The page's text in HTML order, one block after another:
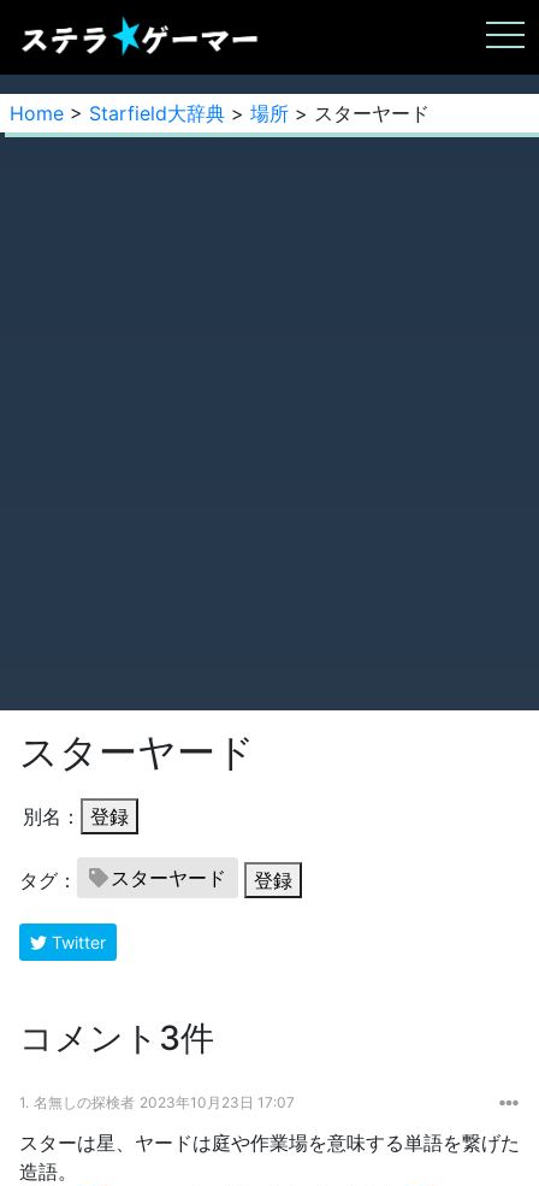
Home > Starfield大辞典 > 場所 > スターヤード
スターヤード
別名： 登録
タグ： スターヤード 登録
Twitter
コメント3件
1. 名無しの探検者 2023年10月23日 17:07
スターは星、ヤードは庭や作業場を意味する単語を繋げた
造語。